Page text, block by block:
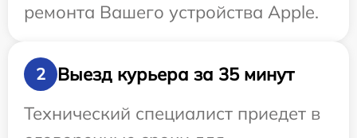
ремонта Вашего устройства Apple.
2
Выезд курьера за 35 минут
Технический специалист приедет в